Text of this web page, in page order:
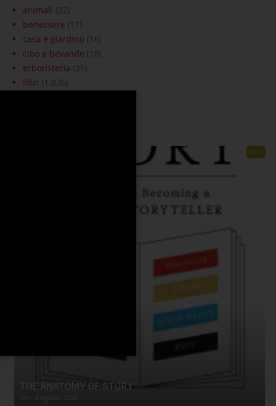
animali (32)
benessere (17)
casa e giardino(16)
cibo e bevande (18)
erboristeria (35)
libri (1.036)
libri
THE ANATOMY OF STORY